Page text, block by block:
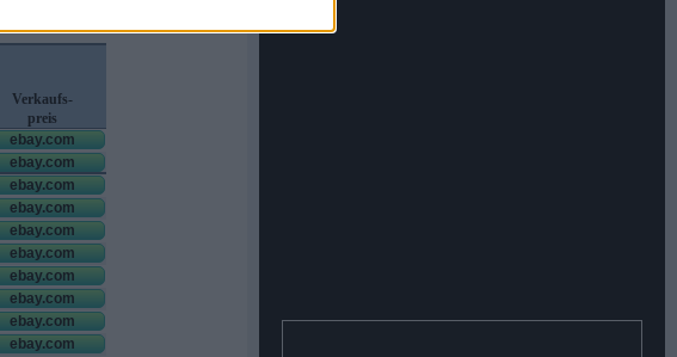
Verkaufs-
preis
ebay.com
ebay.com
ebay.com
ebay.com
ebay.com
ebay.com
ebay.com
ebay.com
ebay.com
ebay.com